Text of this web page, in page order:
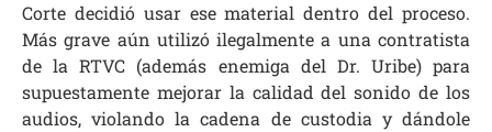
Corte decidió usar ese material dentro del proceso.
Más grave aún utilizó ilegalmente a una contratista
de la RTVC (además enemiga del Dr. Uribe) para
supuestamente mejorar la calidad del sonido de los
audios, violando la cadena de custodia y dándole